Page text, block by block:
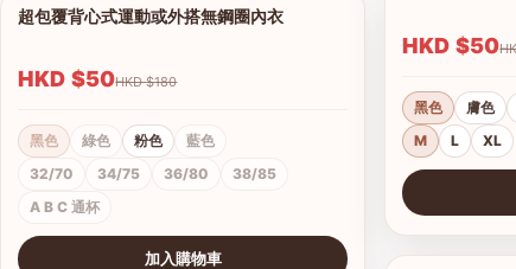
超包覆背心式運動或外搭無鋼圈內衣
HKD $50 HKD $180
黑色 綠色 粉色
藍色
32/70
34/75 36/80
38/85
A B C 通杯
加入購物車
HKD $50
黑色 膚色
M
L XL